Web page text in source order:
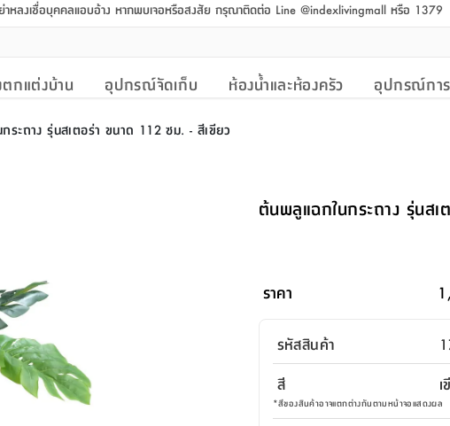
หลงเชื่อบุคคลแอบอ้าง หากพบเจอหรือสงสัย กรุณาติดต่อ Line @indexlivingmall หรือ 1379
กแต่งบ้าน อุปกรณ์จัดเก็บ ห้องน้ำและห้องครัว อุปกรณ์การ
ระถาง รุ่นสเตอร่า ขนาด 112 ซม. - สีเขียว
ต้นพลูแฉกในกระถาง รุ่นส
ราคา
รหัสสินค้า
สี
*สีของสินค้าอาจแตกต่างกันตามหน้าจอแสดงผล